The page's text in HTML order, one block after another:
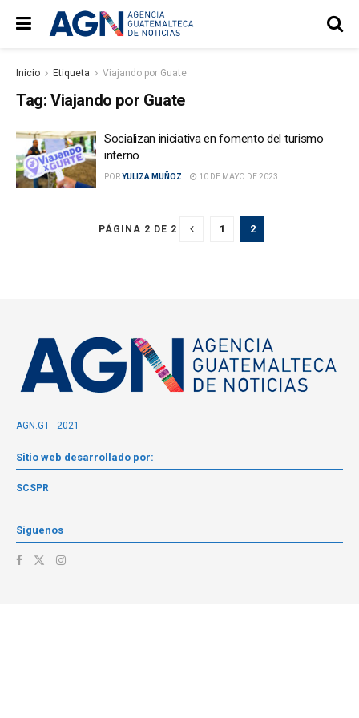
Inicio Etiqueta Viajando por Guate
Tag: Viajando por Guate
Socializan iniciativa en fomento del turismo
interno
PORYULIZA MUÑOZ 10 DE MAYO DE 2023
PÁGINA 2 DE 2 1 2
AGN.GT - 2021
Sitio web desarrollado por:
SCSPR
Síguenos